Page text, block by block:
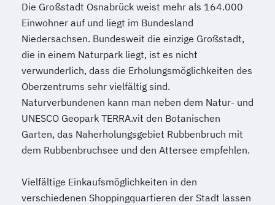
Die Großstadt Osnabrück weist mehr als 164.000
Einwohner auf und liegt im Bundesland
Niedersachsen. Bundesweit die einzige Großstadt,
die in einem Naturpark liegt, ist es nicht
verwunderlich, dass die Erholungsmöglichkeiten des
Oberzentrums sehr vielfältig sind.
Naturverbundenen kann man neben dem Natur- und
UNESCO Geopark TERRA.vit den Botanischen
Garten, das Naherholungsgebiet Rubbenbruch mit
dem Rubbenbruchsee und den Attersee empfehlen.
Vielfältige Einkaufsmöglichkeiten in den
verschiedenen Shoppingquartieren der Stadt lassen